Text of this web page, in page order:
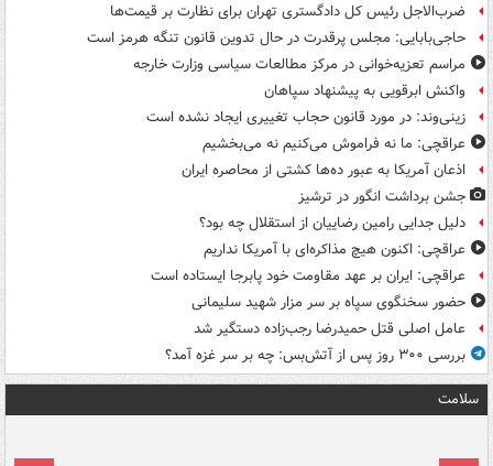
ضرب‌الاجل رئیس کل دادگستری تهران برای نظارت بر قیمت‌ها
حاجی‌بابایی: مجلس پرقدرت در حال تدوین قانون تنگه هرمز است
مراسم تعزیه‌خوانی در مرکز مطالعات سیاسی وزارت خارجه
واکنش ابرقویی به پیشنهاد سپاهان
زینی‌وند: در مورد قانون حجاب تغییری ایجاد نشده است
عراقچی: ما نه فراموش می‌کنیم نه می‌بخشیم
اذعان آمریکا به عبور ده‌ها کشتی از محاصره ایران
جشن برداشت انگور در ترشیز
دلیل جدایی رامین رضاییان از استقلال چه بود؟
عراقچی: اکنون هیچ مذاکره‌ای با آمریکا نداریم
عراقچی: ایران بر عهد مقاومت خود پابرجا ایستاده است
حضور سخنگوی سپاه بر سر مزار شهید سلیمانی
عامل اصلی قتل حمیدرضا رجب‌زاده دستگیر شد
بررسی ۳۰۰ روز پس از آتش‌بس: چه بر سر غزه آمد؟
سلامت